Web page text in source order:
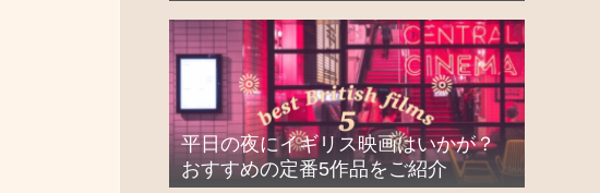
平日の夜にイギリス映画はいかが？
おすすめの定番5作品をご紹介